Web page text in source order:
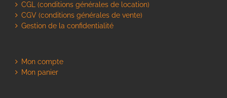
CGL (conditions générales de location)
CGV (conditions générales de vente)
Gestion de la confidentialité
Mon compte
Mon panier